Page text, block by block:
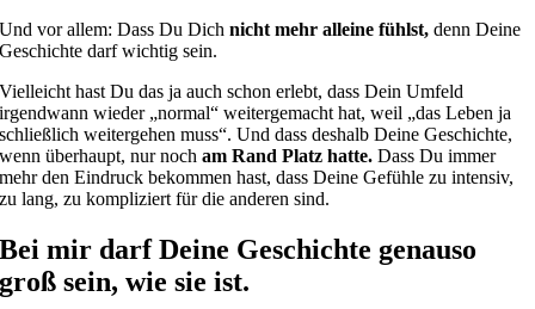
Und vor allem: Dass Du Dichnicht mehr alleine fühlst, denn Deine
Geschichte darf wichtig sein.
Vielleicht hast Du das ja auch schon erlebt, dass Dein Umfeld
irgendwann wieder „normal“ weitergemacht hat, weil „das Leben ja
schließlich weitergehen muss“. Und dass deshalb Deine Geschichte,
wenn überhaupt, nur nocham Rand Platz hatte. Dass Du immer
mehr den Eindruck bekommen hast, dass Deine Gefühle zu intensiv,
zu lang, zu kompliziert für die anderen sind.
Bei mir darf Deine Geschichte genauso
groß sein, wie sie ist.